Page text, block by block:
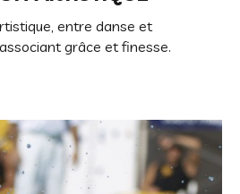
entre danse et
grâce et finesse.